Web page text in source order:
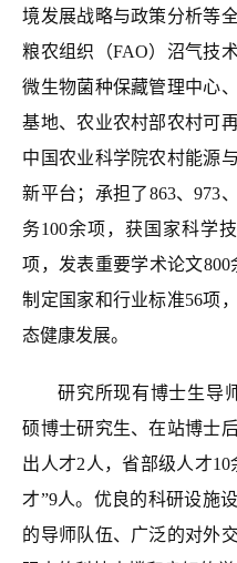
境发展战略与政策分析等
粮农组织（FAO）沼气技
微生物菌种保藏管理中心
基地、农业农村部农村可
中国农业科学院农村能源
新平台；承担了863、973
务100余项，获国家科学
项，发表重要学术论文800
制定国家和行业标准56项
态健康发展。
研究所现有博士生导
硕博士研究生、在站博士
出人才2人，省部级人才
才”9人。优良的科研设施
的导师队伍、广泛的对外